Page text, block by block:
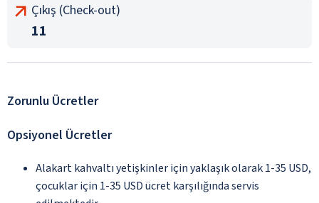
Çıkış (Check-out)
11
Zorunlu Ücretler
Opsiyonel Ücretler
Alakart kahvaltı yetişkinler için yaklaşık olarak 1-35 USD,
çocuklar için 1-35 USD ücret karşılığında servis